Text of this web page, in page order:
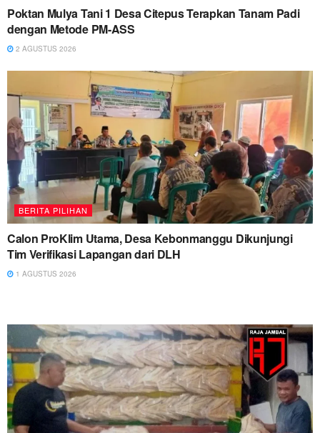
Poktan Mulya Tani 1 Desa Citepus Terapkan Tanam Padi
dengan Metode PM-ASS
2 AGUSTUS 2026
BERITA PILIHAN
Calon ProKlim Utama, Desa Kebonmanggu Dikunjungi
Tim Verifikasi Lapangan dari DLH
1 AGUSTUS 2026